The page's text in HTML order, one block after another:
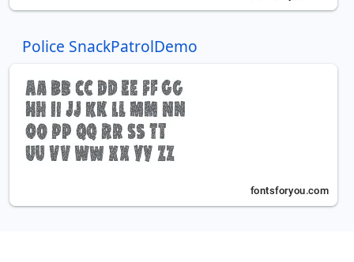
Police SnackPatrolDemo